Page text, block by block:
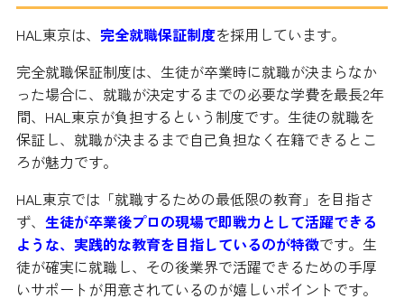
HAL東京は、 完全就職保証制度を採用しています。
完全就職保証制度は、生徒が卒業時に就職が決まらなか
った場合に、就職が決定するまでの必要な学費を最長2年
間、HAL東京が負担するという制度です。生徒の就職を
保証し、就職が決まるまで自己負担なく在籍できるとこ
ろが魅力です。
HAL東京では「就職するための最低限の教育」を目指さ
ず、 生徒が卒業後プロの現場で即戦力として活躍できる
ような、実践的な教育を目指しているのが特徴です。生
徒が確実に就職し、その後業界で活躍できるための手厚
いサポートが用意されているのが嬉しいポイントです。